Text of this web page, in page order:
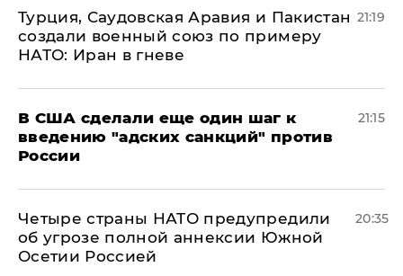
Турция, Саудовская Аравия и Пакистан
создали военный союз по примеру
НАТО: Иран в гневе
21:19
В США сделали еще один шаг к
введению "адских санкций" против
России
21:15
Четыре страны НАТО предупредили
об угрозе полной аннексии Южной
Осетии Россией
20:35